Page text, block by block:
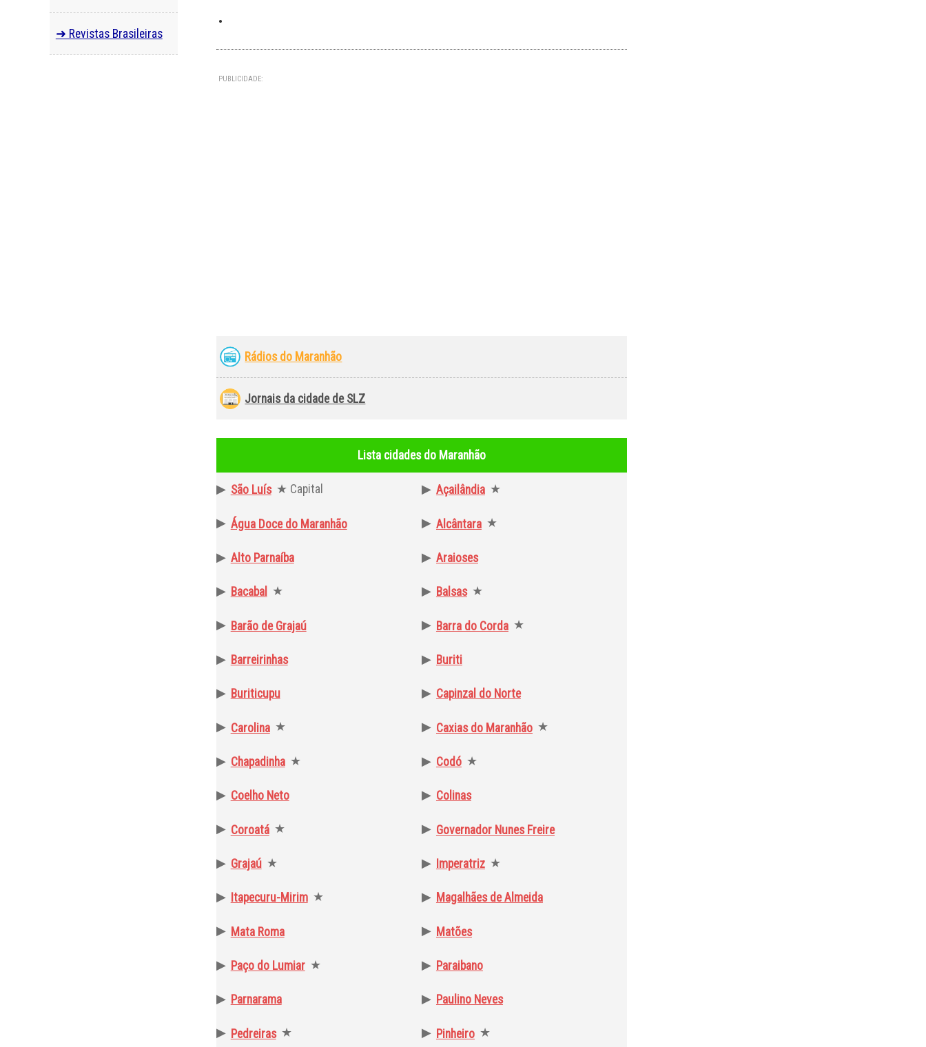
➜ Revistas Brasileiras
•
PUBLICIDADE:
Rádios do Maranhão
Jornais da cidade de SLZ
Lista cidades do Maranhão
▶ São Luís ★ Capital ▶ Açailândia ★
▶ Água Doce do Maranhão ▶ Alcântara ★
▶ Alto Parnaíba ▶ Araioses
▶ Bacabal ★ ▶ Balsas ★
▶ Barão de Grajaú ▶ Barra do Corda ★
▶ Barreirinhas ▶ Buriti
▶ Buriticupu ▶ Capinzal do Norte
▶ Carolina ★ ▶ Caxias do Maranhão ★
▶ Chapadinha ★ ▶ Codó ★
▶ Coelho Neto ▶ Colinas
▶ Coroatá ★ ▶ Governador Nunes Freire
▶ Grajaú ★ ▶ Imperatriz ★
▶ Itapecuru-Mirim ★ ▶ Magalhães de Almeida
▶ Mata Roma ▶ Matões
▶ Paço do Lumiar ★ ▶ Paraibano
▶ Parnarama ▶ Paulino Neves
▶ Pedreiras ★ ▶ Pinheiro ★